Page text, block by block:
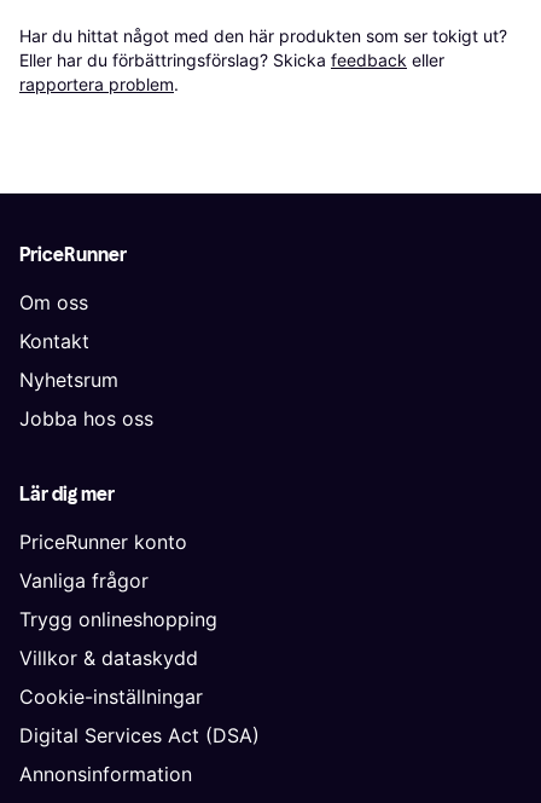
Har du hittat något med den här produkten som ser tokigt ut?
Eller har du förbättringsförslag? Skicka feedback eller
rapportera problem.
PriceRunner
Om oss
Kontakt
Nyhetsrum
Jobba hos oss
Lär dig mer
PriceRunner konto
Vanliga frågor
Trygg onlineshopping
Villkor & dataskydd
Cookie-inställningar
Digital Services Act (DSA)
Annonsinformation